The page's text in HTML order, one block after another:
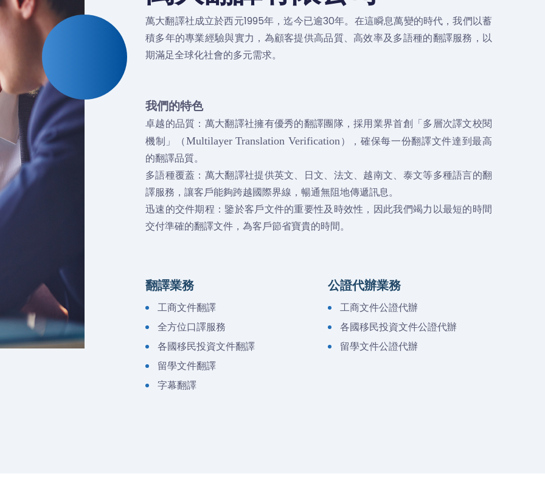
萬大翻譯社成立於西元1995年，迄今已逾30年。在這瞬息萬變的時代，我們以蓄
積多年的專業經驗與實力，為顧客提供高品質、高效率及多語種的翻譯服務，以
期滿足全球化社會的多元需求。
我們的特色
卓越的品質：萬大翻譯社擁有優秀的翻譯團隊，採用業界首創「多層次譯文校閱
機制」（Multilayer Translation Verification），確保每一份翻譯文件達到最高
的翻譯品質。
多語種覆蓋：萬大翻譯社提供英文、日文、法文、越南文、泰文等多種語言的翻
譯服務，讓客戶能夠跨越國際界線，暢通無阻地傳遞訊息。
迅速的交件期程：鑒於客戶文件的重要性及時效性，因此我們竭力以最短的時間
交付準確的翻譯文件，為客戶節省寶貴的時間。
翻譯業務
工商文件翻譯
全方位口譯服務
各國移民投資文件翻譯
留學文件翻譯
字幕翻譯
公證代辦業務
工商文件公證代辦
各國移民投資文件公證代辦
留學文件公證代辦